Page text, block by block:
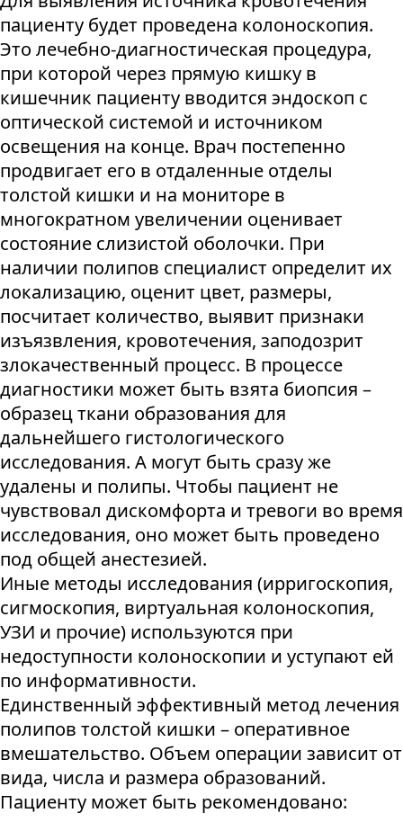
пациенту будет проведена колоноскопия.
Это лечебно-диагностическая процедура,
при которой через прямую кишку в
кишечник пациенту вводится эндоскоп с
оптической системой и источником
освещения на конце. Врач постепенно
продвигает его в отдаленные отделы
толстой кишки и на мониторе в
многократном увеличении оценивает
состояние слизистой оболочки. При
наличии полипов специалист определит их
локализацию, оценит цвет, размеры,
посчитает количество, выявит признаки
изъязвления, кровотечения, заподозрит
злокачественный процесс. В процессе
диагностики может быть взята биопсия –
образец ткани образования для
дальнейшего гистологического
исследования. А могут быть сразу же
удалены и полипы. Чтобы пациент не
чувствовал дискомфорта и тревоги во время
исследования, оно может быть проведено
под общей анестезией.
Иные методы исследования (ирригоскопия,
сигмоскопия, виртуальная колоноскопия,
УЗИ и прочие) используются при
недоступности колоноскопии и уступают ей
по информативности.
Единственный эффективный метод лечения
полипов толстой кишки – оперативное
вмешательство. Объем операции зависит от
вида, числа и размера образований.
Пациенту может быть рекомендовано: